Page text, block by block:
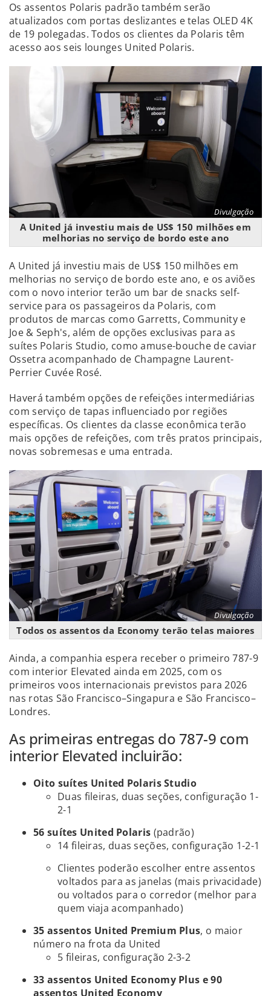
Os assentos Polaris padrão também serão
atualizados com portas deslizantes e telas OLED 4K
de 19 polegadas. Todos os clientes da Polaris têm
acesso aos seis lounges United Polaris.
Divulgação
A United já investiu mais de US$ 150 milhões em
melhorias no serviço de bordo este ano
A United já investiu mais de US$ 150 milhões em
melhorias no serviço de bordo este ano, e os aviões
com o novo interior terão um bar de snacks self-
service para os passageiros da Polaris, com
produtos de marcas como Garretts, Community e
Joe & Seph's, além de opções exclusivas para as
suítes Polaris Studio, como amuse-bouche de caviar
Ossetra acompanhado de Champagne Laurent-
Perrier Cuvée Rosé.
Haverá também opções de refeições intermediárias
com serviço de tapas influenciado por regiões
específicas. Os clientes da classe econômica terão
mais opções de refeições, com três pratos principais,
novas sobremesas e uma entrada.
Divulgação
Todos os assentos da Economy terão telas maiores
Ainda, a companhia espera receber o primeiro 787-9
com interior Elevated ainda em 2025, com os
primeiros voos internacionais previstos para 2026
nas rotas São Francisco–Singapura e São Francisco–
Londres.
As primeiras entregas do 787-9 com
interior Elevated incluirão:
Oito suítes United Polaris Studio
Duas fileiras, duas seções, configuração 1-
2-1
56 suítes United Polaris (padrão)
14 fileiras, duas seções, configuração 1-2-1
Clientes poderão escolher entre assentos
voltados para as janelas (mais privacidade)
ou voltados para o corredor (melhor para
quem viaja acompanhado)
35 assentos United Premium Plus, o maior
número na frota da United
5 fileiras, configuração 2-3-2
33 assentos United Economy Plus e 90
assentos United Economy